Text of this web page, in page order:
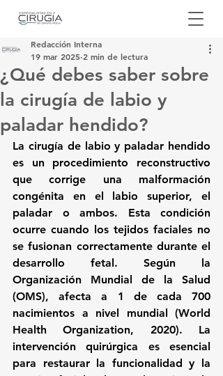
¿Qué debes saber sobre
la cirugía de labio y
paladar hendido?
Redacción Interna
19 mar 2025 2 min de lectura
La cirugía de labio y paladar hendido
es un procedimiento reconstructivo
que corrige una malformación
congénita en el labio superior, el
paladar o ambos. Esta condición
ocurre cuando los tejidos faciales no
se fusionan correctamente durante el
desarrollo fetal. Según la
Organización Mundial de la Salud
(OMS), afecta a 1 de cada 700
nacimientos a nivel mundial (World
Health Organization, 2020). La
intervención quirúrgica es esencial
para restaurar la funcionalidad y la